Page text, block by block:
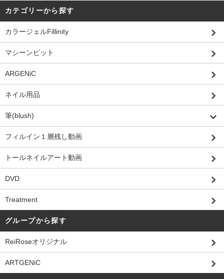
カテゴリーから探す
カラージェルFillinity
マシーンビット
ARGENiC
ネイル用品
筆(blush)
フィルイン１層残し動画
トールネイルアート動画
DVD
Treatment
グループから探す
ReiRoseオリジナル
ARTGENiC